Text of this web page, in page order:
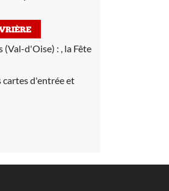
(Val-d'Oise) : , la Fête
d'entrée et